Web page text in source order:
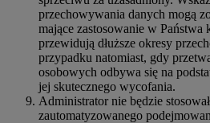
przechowywania danych mogą
mające zastosowanie w Państwa
przewidują dłuższe okresy
przypadku natomiast, gdy
osobowych odbywa się na
jej skutecznego wycofania.
Administrator nie będzie
zautomatyzowanego